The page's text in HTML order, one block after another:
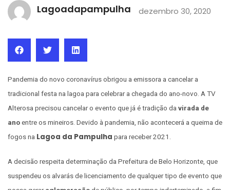
Lagoadapampulha dezembro 30, 2020
Pandemia do novo coronavírus obrigou a emissora a cancelar a
tradicional festa na lagoa para celebrar a chegada do ano-novo. A TV
Alterosa precisou cancelar o evento que já é tradição da virada de
anoentre os mineiros. Devido à pandemia, não acontecerá a queima de
fogos na Lagoa da Pampulha para receber 2021.
A decisão respeita determinação da Prefeitura de Belo Horizonte, que
suspendeu os alvarás de licenciamento de qualquer tipo de evento que